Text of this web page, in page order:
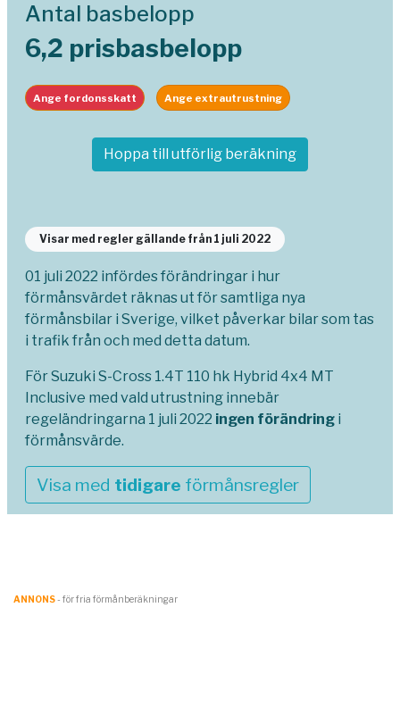
Antal basbelopp
6,2 prisbasbelopp
Ange fordonsskatt Ange extrautrustning
Hoppa till utförlig beräkning
Visar med regler gällande från 1 juli 2022
01 juli 2022 infördes förändringar i hur
förmånsvärdet räknas ut för samtliga nya
förmånsbilar i Sverige, vilket påverkar bilar som tas
i trafik från och med detta datum.
För Suzuki S-Cross 1.4T 110 hk Hybrid 4x4 MT
Inclusive med vald utrustning innebär
regeländringarna 1 juli 2022 ingen förändring i
förmånsvärde.
Visa med tidigare förmånsregler
ANNONS- för fria förmånberäkningar